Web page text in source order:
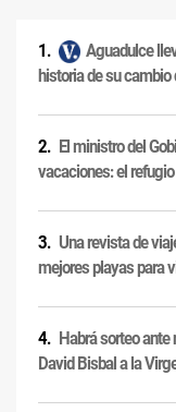
Aguadulce
historia de su cambio
El ministro del
vacaciones: el
Una revista de
mejores playas para
Habrá sorteo
David Bisbal a la